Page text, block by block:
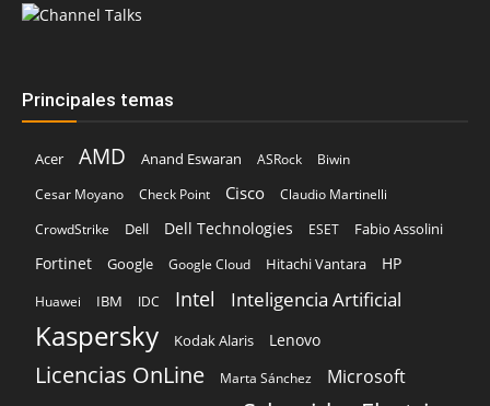
Principales temas
Acer AMD Anand Eswaran ASRock
Biwin
Cesar Moyano
Check Point Cisco
Claudio Martinelli
CrowdStrike
Dell Dell Technologies ESET Fabio Assolini
Fortinet Google Google Cloud Hitachi Vantara HP
Huawei IBM IDC Intel Inteligencia Artificial
Kaspersky Kodak Alaris Lenovo
Licencias OnLine Marta Sánchez
Microsoft